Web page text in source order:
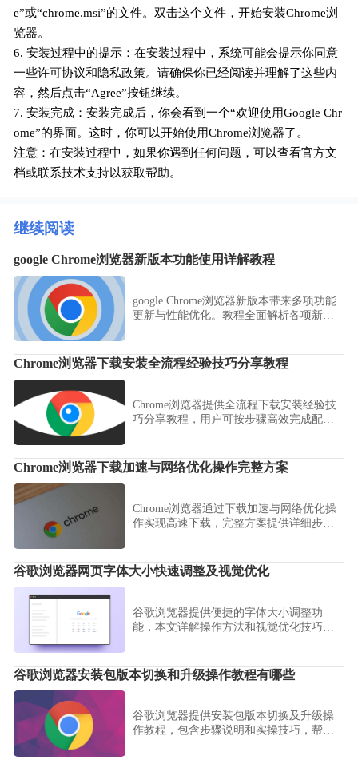
e”或“chrome.msi”的文件。双击这个文件，开始安装Chrome浏
览器。
6. 安装过程中的提示：在安装过程中，系统可能会提示你同意
一些许可协议和隐私政策。请确保你已经阅读并理解了这些内
容，然后点击“Agree”按钮继续。
7. 安装完成：安装完成后，你会看到一个“欢迎使用Google Chr
ome”的界面。这时，你可以开始使用Chrome浏览器了。
注意：在安装过程中，如果你遇到任何问题，可以查看官方文
档或联系技术支持以获取帮助。
继续阅读
google Chrome浏览器新版本功能使用详解教程
google Chrome浏览器新版本带来多项功能
更新与性能优化。教程全面解析各项新特
Chrome浏览器下载安装全流程经验技巧分享教程
Chrome浏览器提供全流程下载安装经验技
巧分享教程，用户可按步骤高效完成配
Chrome浏览器下载加速与网络优化操作完整方案
Chrome浏览器通过下载加速与网络优化操
作实现高速下载，完整方案提供详细步骤
谷歌浏览器网页字体大小快速调整及视觉优化
谷歌浏览器提供便捷的字体大小调整功
能，本文详解操作方法和视觉优化技巧，
谷歌浏览器安装包版本切换和升级操作教程有哪些
谷歌浏览器提供安装包版本切换及升级操
作教程，包含步骤说明和实操技巧，帮助